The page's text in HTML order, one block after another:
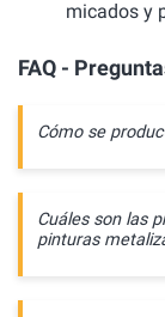
micados y
FAQ -
Cómo se
Cuáles son las
pinturas